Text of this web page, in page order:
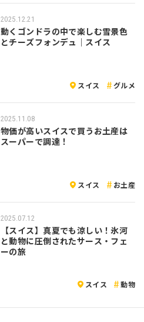
2025.12.21
動くゴンドラの中で楽しむ雪景色
とチーズフォンデュ｜スイス
スイス グルメ
2025.11.08
物価が高いスイスで買うお土産は
スーパーで調達！
スイス お土産
2025.07.12
【スイス】真夏でも涼しい！氷河
と動物に圧倒されたサース・フェ
ーの旅
スイス 動物